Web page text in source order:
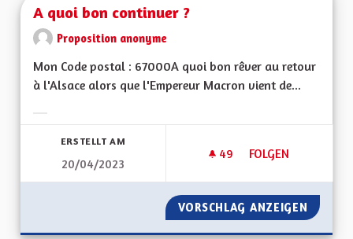
A quoi bon continuer ?
Proposition anonyme
Mon Code postal : 67000A quoi bon rêver au retour
à l'Alsace alors que l'Empereur Macron vient de...
ERSTELLT AM
20/04/2023
49 49 FOLLOWER
FOLGEN
A QUOI BON
VORSCHLAG ANZEIGEN A